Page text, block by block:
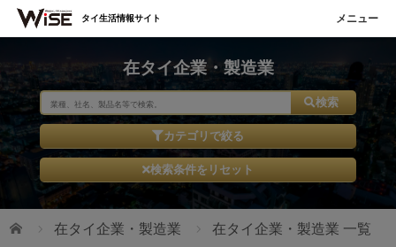
在タイ企業・製造業
検索
カテゴリで絞る
検索条件をリセット
ホーム 在タイ企業・製造業
在タイ企業・製造業 一覧
タイ生活情報サイト